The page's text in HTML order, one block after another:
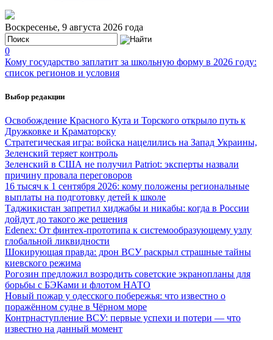
Воскресенье, 9 августа 2026 года
0
Кому государство заплатит за школьную форму в 2026 году:
список регионов и условия
Выбор редакции
Освобождение Красного Кута и Торского открыло путь к
Дружковке и Краматорску
Стратегическая игра: войска нацелились на Запад Украины,
Зеленский теряет контроль
Зеленский в США не получил Patriot: эксперты назвали
причину провала переговоров
16 тысяч к 1 сентября 2026: кому положены региональные
выплаты на подготовку детей к школе
Таджикистан запретил хиджабы и никабы: когда в России
дойдут до такого же решения
Edenex: От финтех-прототипа к системообразующему узлу
глобальной ликвидности
Шокирующая правда: дрон ВСУ раскрыл страшные тайны
киевского режима
Рогозин предложил возродить советские экранопланы для
борьбы с БЭКами и флотом НАТО
Новый пожар у одесского побережья: что известно о
поражённом судне в Чёрном море
Контрнаступление ВСУ: первые успехи и потери — что
известно на данный момент